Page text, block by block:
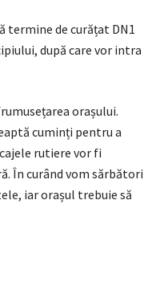
termine de curățat DN1
după care vor intra
orașului.
cuminți pentru a
rutiere vor fi
În curând vom sărbători
iar orașul trebuie să